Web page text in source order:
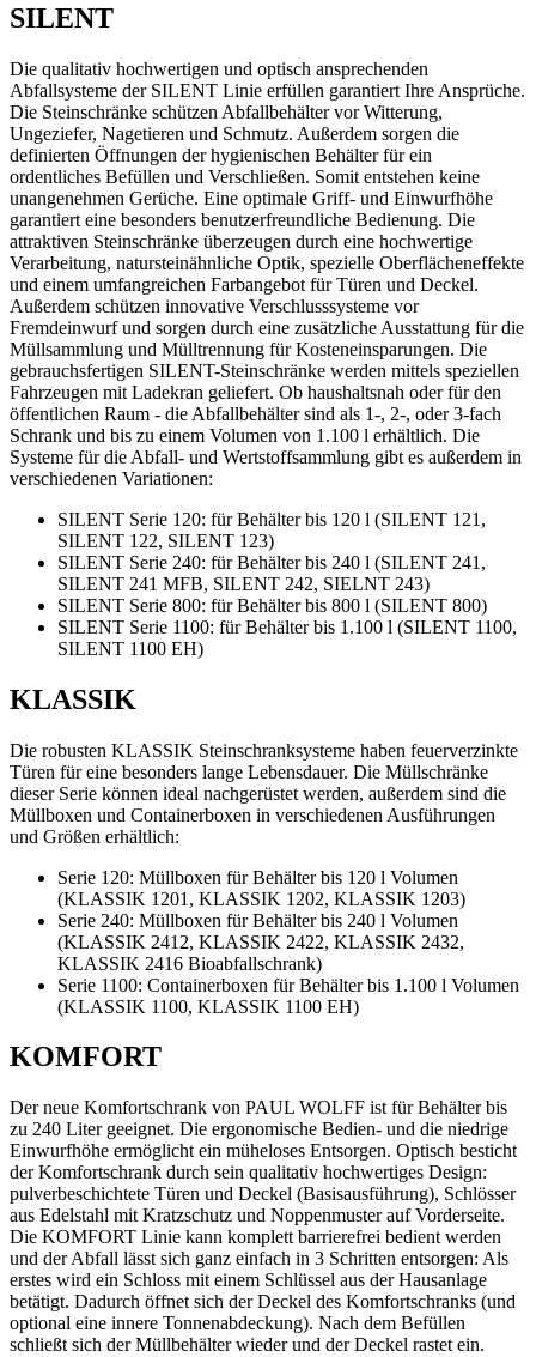
SILENT
Die qualitativ hochwertigen und optisch ansprechenden
Abfallsysteme der SILENT Linie erfüllen garantiert Ihre Ansprüche.
Die Steinschränke schützen Abfallbehälter vor Witterung,
Ungeziefer, Nagetieren und Schmutz. Außerdem sorgen die
definierten Öffnungen der hygienischen Behälter für ein
ordentliches Befüllen und Verschließen. Somit entstehen keine
unangenehmen Gerüche. Eine optimale Griff- und Einwurfhöhe
garantiert eine besonders benutzerfreundliche Bedienung. Die
attraktiven Steinschränke überzeugen durch eine hochwertige
Verarbeitung, natursteinähnliche Optik, spezielle Oberflächeneffekte
und einem umfangreichen Farbangebot für Türen und Deckel.
Außerdem schützen innovative Verschlusssysteme vor
Fremdeinwurf und sorgen durch eine zusätzliche Ausstattung für die
Müllsammlung und Mülltrennung für Kosteneinsparungen. Die
gebrauchsfertigen SILENT-Steinschränke werden mittels speziellen
Fahrzeugen mit Ladekran geliefert. Ob haushaltsnah oder für den
öffentlichen Raum - die Abfallbehälter sind als 1-, 2-, oder 3-fach
Schrank und bis zu einem Volumen von 1.100 l erhältlich. Die
Systeme für die Abfall- und Wertstoffsammlung gibt es außerdem in
verschiedenen Variationen:
SILENT Serie 120: für Behälter bis 120 l (SILENT 121,
SILENT 122, SILENT 123)
SILENT Serie 240: für Behälter bis 240 l (SILENT 241,
SILENT 241 MFB, SILENT 242, SIELNT 243)
SILENT Serie 800: für Behälter bis 800 l (SILENT 800)
SILENT Serie 1100: für Behälter bis 1.100 l (SILENT 1100,
SILENT 1100 EH)
KLASSIK
Die robusten KLASSIK Steinschranksysteme haben feuerverzinkte
Türen für eine besonders lange Lebensdauer. Die Müllschränke
dieser Serie können ideal nachgerüstet werden, außerdem sind die
Müllboxen und Containerboxen in verschiedenen Ausführungen
und Größen erhältlich:
Serie 120: Müllboxen für Behälter bis 120 l Volumen
(KLASSIK 1201, KLASSIK 1202, KLASSIK 1203)
Serie 240: Müllboxen für Behälter bis 240 l Volumen
(KLASSIK 2412, KLASSIK 2422, KLASSIK 2432,
KLASSIK 2416 Bioabfallschrank)
Serie 1100: Containerboxen für Behälter bis 1.100 l Volumen
(KLASSIK 1100, KLASSIK 1100 EH)
KOMFORT
Der neue Komfortschrank von PAUL WOLFF ist für Behälter bis
zu 240 Liter geeignet. Die ergonomische Bedien- und die niedrige
Einwurfhöhe ermöglicht ein müheloses Entsorgen. Optisch besticht
der Komfortschrank durch sein qualitativ hochwertiges Design:
pulverbeschichtete Türen und Deckel (Basisausführung), Schlösser
aus Edelstahl mit Kratzschutz und Noppenmuster auf Vorderseite.
Die KOMFORT Linie kann komplett barrierefrei bedient werden
und der Abfall lässt sich ganz einfach in 3 Schritten entsorgen: Als
erstes wird ein Schloss mit einem Schlüssel aus der Hausanlage
betätigt. Dadurch öffnet sich der Deckel des Komfortschranks (und
optional eine innere Tonnenabdeckung). Nach dem Befüllen
schließt sich der Müllbehälter wieder und der Deckel rastet ein.